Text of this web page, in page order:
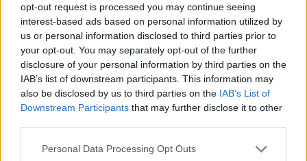
opt-out request is processed you may continue seeing
interest-based ads based on personal information utilized by
us or personal information disclosed to third parties prior to
your opt-out. You may separately opt-out of the further
disclosure of your personal information by third parties on the
IAB’s list of downstream participants. This information may
also be disclosed by us to third parties on the IAB’s List of
Downstream Participants that may further disclose it to other
Personal Data Processing Opt Outs
од БДП
ВМРО ДПМНЕ: Јавниот долг се
намалува, економијата стабилна
како резултат на фискалната
дисциплина и домаќинско
управување